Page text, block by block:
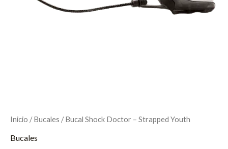
Inicio /Bucales / Bucal Shock Doctor – Strapped Youth
Bucales